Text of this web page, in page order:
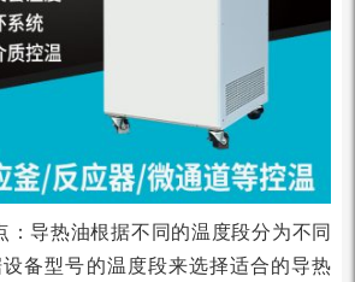
：导热油根据不同的温度段分为不同
备型号的温度段来选择适合的导热